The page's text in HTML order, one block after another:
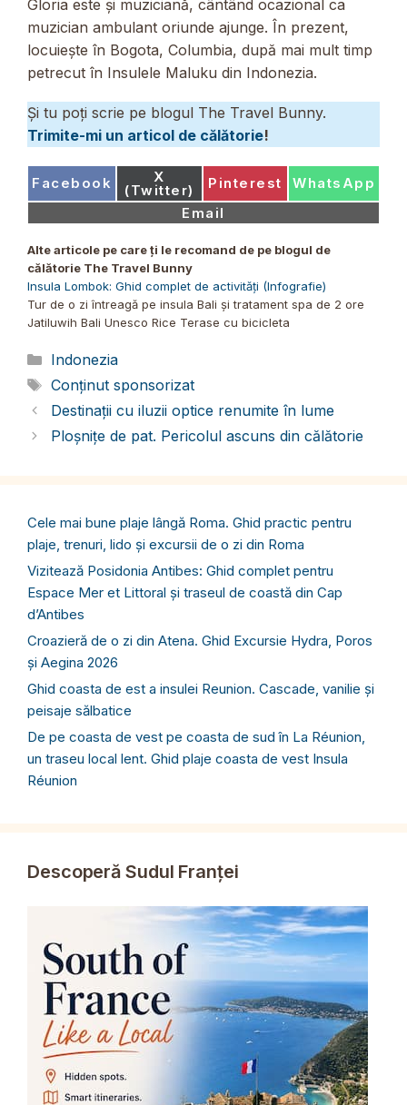
Gloria este și muziciană, cântând ocazional ca
muzician ambulant oriunde ajunge. În prezent,
locuiește în Bogota, Columbia, după mai mult timp
petrecut în Insulele Maluku din Indonezia.
Și tu poți scrie pe blogul The Travel Bunny.
Trimite-mi un articol de călătorie!
Share
Facebook Share
on
X
(Twitter) Share
Pinterest Share
WhatsApp
Share
on
Email
Alte articole pe care ți le recomand de pe blogul de
călătorie The Travel Bunny
Insula Lombok: Ghid complet de activități (Infografie)
Tur de o zi întreagă pe insula Bali și tratament spa de 2 ore
Jatiluwih Bali Unesco Rice Terase cu bicicleta
Categorii
Indonezia
Etichete
Conținut sponsorizat
Destinații cu iluzii optice renumite în lume
Ploșnițe de pat. Pericolul ascuns din călătorie
Cele mai bune plaje lângă Roma. Ghid practic pentru
plaje, trenuri, lido și excursii de o zi din Roma
Vizitează Posidonia Antibes: Ghid complet pentru
Espace Mer et Littoral și traseul de coastă din Cap
d’Antibes
Croazieră de o zi din Atena. Ghid Excursie Hydra, Poros
și Aegina 2026
Ghid coasta de est a insulei Reunion. Cascade, vanilie și
peisaje sălbatice
De pe coasta de vest pe coasta de sud în La Réunion,
un traseu local lent. Ghid plaje coasta de vest Insula
Réunion
Descoperă Sudul Franței